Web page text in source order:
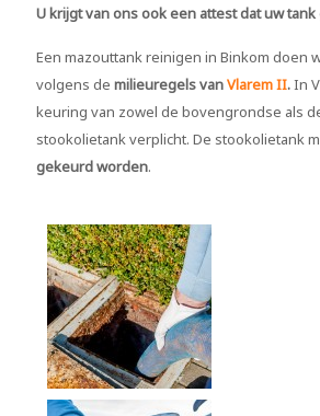
U krijgt van ons ook een attest dat uw
Een mazouttank reinigen in Binkom doen
volgens de milieuregels vanVlarem II.In
keuring van zowel de bovengrondse als
stookolietank verplicht. De stookolietank
gekeurd worden.